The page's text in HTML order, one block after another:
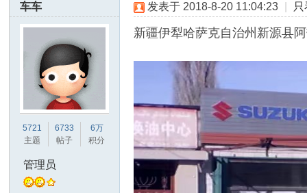
友
车车
5721
主题
6733
帖子
6万
积分
管理员
发表于 2018-8-20 11:04:23
新疆伊犁哈萨克自治州新源县